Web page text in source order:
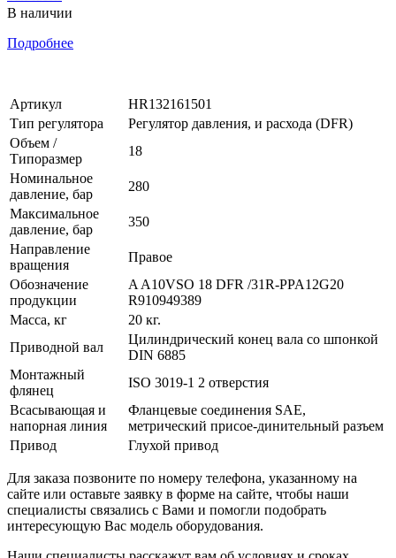
В наличии
Подробнее
Артикул
HR132161501
Тип регулятора
Регулятор давления, и расхода (DFR)
Объем /
Типоразмер
18
Номинальное
давление, бар
280
Максимальное
давление, бар
350
Направление
вращения
Правое
Обозначение
продукции
A A10VSO 18 DFR /31R-PPA12G20
R910949389
Масса, кг
20 кг.
Приводной вал
Цилиндрический конец вала со шпонкой
DIN 6885
Монтажный
флянец
ISO 3019-1 2 отверстия
Всасывающая и
напорная линия
Фланцевые соединения SAE,
метрический присое-динительный разъем
Привод
Глухой привод
Для заказа позвоните по номеру телефона, указанному на
сайте или оставьте заявку в форме на сайте, чтобы наши
специалисты связались с Вами и помогли подобрать
интересующую Вас модель оборудования.